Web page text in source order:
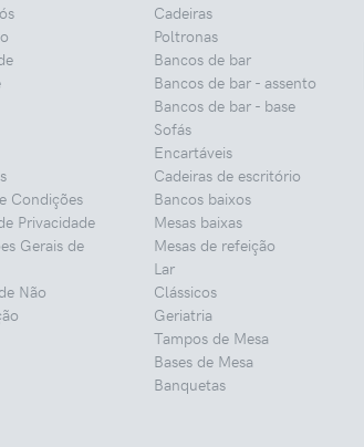
Condições
Privacidade
Gerais de
Não
Cadeiras
Poltronas
Bancos de bar
Bancos de bar - assento
Bancos de bar - base
Sofás
Encartáveis
Cadeiras de escritório
Bancos baixos
Mesas baixas
Mesas de refeição
Lar
Clássicos
Geriatria
Tampos de Mesa
Bases de Mesa
Banquetas